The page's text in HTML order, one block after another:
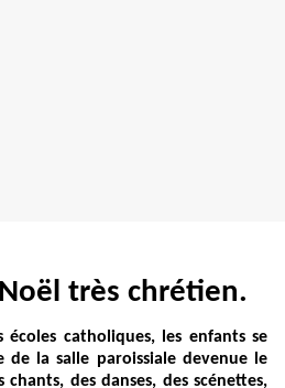
très chrétien.
catholiques, les enfants se
de la salle paroissiale devenue le
chants, des danses, des scénettes,